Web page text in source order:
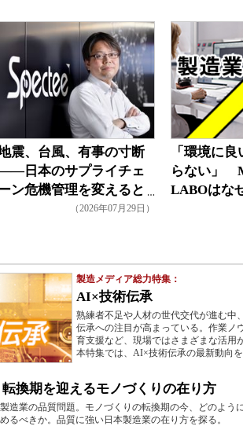
震、台風、有事の寸断
日本のサプライチェ
ン危機管理を変えると
（2026年07月29日）
「環境に
らない」
LABOはな
生み出せる
製造メディア総力特集：
AI×技術伝承
熟練者不足や人材の世代交代が進む中
伝承への注目が高まっている。作業ノ
育支援など、現場ではさまざまな活用
本特集では、AI×技術伝承の最新動向を
換期を迎えるモノづくりの在り方
造業の品質問題。モノづくりの転換期の今、どのよう
るべきか。品質に強い日本製造業の在り方を探る。